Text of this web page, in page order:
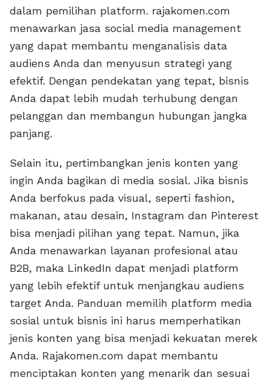
dalam pemilihan platform. rajakomen.com
menawarkan jasa social media management
yang dapat membantu menganalisis data
audiens Anda dan menyusun strategi yang
efektif. Dengan pendekatan yang tepat, bisnis
Anda dapat lebih mudah terhubung dengan
pelanggan dan membangun hubungan jangka
panjang.
Selain itu, pertimbangkan jenis konten yang
ingin Anda bagikan di media sosial. Jika bisnis
Anda berfokus pada visual, seperti fashion,
makanan, atau desain, Instagram dan Pinterest
bisa menjadi pilihan yang tepat. Namun, jika
Anda menawarkan layanan profesional atau
B2B, maka LinkedIn dapat menjadi platform
yang lebih efektif untuk menjangkau audiens
target Anda. Panduan memilih platform media
sosial untuk bisnis ini harus memperhatikan
jenis konten yang bisa menjadi kekuatan merek
Anda. Rajakomen.com dapat membantu
menciptakan konten yang menarik dan sesuai